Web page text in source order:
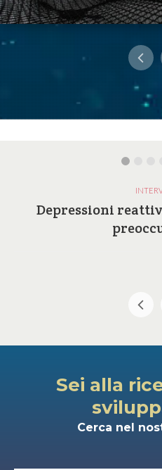
Depressioni
Sei alla
Cerca nel